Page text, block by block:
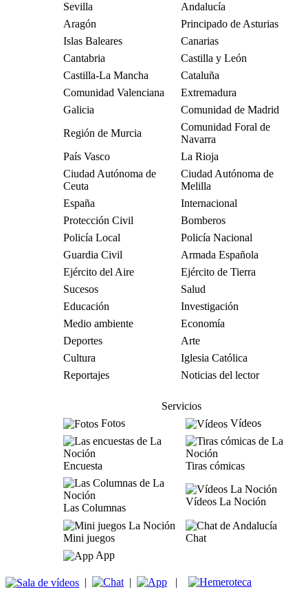
Sevilla
Andalucía
Aragón
Principado de Asturias
Islas Baleares
Canarias
Cantabria
Castilla y León
Castilla-La Mancha
Cataluña
Comunidad Valenciana
Extremadura
Galicia
Comunidad de Madrid
Región de Murcia
Comunidad Foral de
Navarra
País Vasco
La Rioja
Ciudad Autónoma de
Ceuta
Ciudad Autónoma de
Melilla
España
Internacional
Protección Civil
Bomberos
Policía Local
Policía Nacional
Guardia Civil
Armada Española
Ejército del Aire
Ejército de Tierra
Sucesos
Salud
Educación
Investigación
Medio ambiente
Economía
Deportes
Arte
Cultura
Iglesia Católica
Reportajes
Noticias del lector
Servicios
Fotos
Vídeos
Encuesta Tiras cómicas
Las Columnas
Vídeos La Noción
Mini juegos
Chat
App
| | |